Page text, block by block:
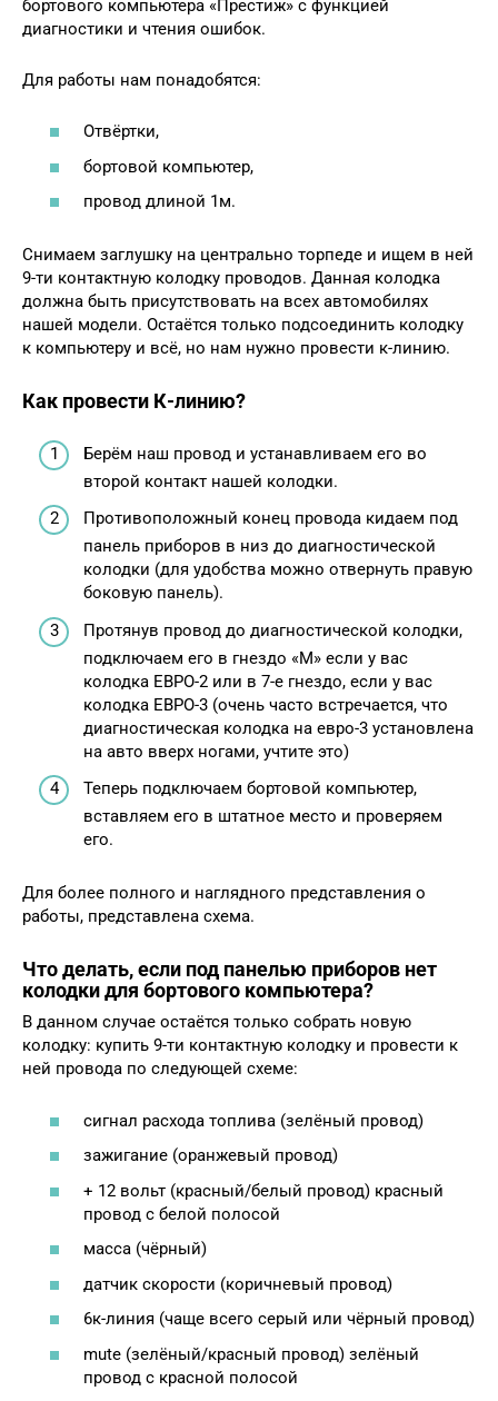
бортового компьютера «Престиж» с функцией
диагностики и чтения ошибок.
Для работы нам понадобятся:
Отвёртки,
бортовой компьютер,
провод длиной 1м.
Снимаем заглушку на центрально торпеде и ищем в ней
9-ти контактную колодку проводов. Данная колодка
должна быть присутствовать на всех автомобилях
нашей модели. Остаётся только подсоединить колодку
к компьютеру и всё, но нам нужно провести к-линию.
Как провести К-линию?
Берём наш провод и устанавливаем его во
второй контакт нашей колодки.
Противоположный конец провода кидаем под
панель приборов в низ до диагностической
колодки (для удобства можно отвернуть правую
боковую панель).
Протянув провод до диагностической колодки,
подключаем его в гнездо «М» если у вас
колодка ЕВРО-2 или в 7-е гнездо, если у вас
колодка ЕВРО-3 (очень часто встречается, что
диагностическая колодка на евро-3 установлена
на авто вверх ногами, учтите это)
Теперь подключаем бортовой компьютер,
вставляем его в штатное место и проверяем
его.
Для более полного и наглядного представления о
работы, представлена схема.
Что делать, если под панелью приборов нет
колодки для бортового компьютера?
В данном случае остаётся только собрать новую
колодку: купить 9-ти контактную колодку и провести к
ней провода по следующей схеме:
сигнал расхода топлива (зелёный провод)
зажигание (оранжевый провод)
+ 12 вольт (красный/белый провод) красный
провод с белой полосой
масса (чёрный)
датчик скорости (коричневый провод)
6к-линия (чаще всего серый или чёрный провод)
mute (зелёный/красный провод) зелёный
провод с красной полосой